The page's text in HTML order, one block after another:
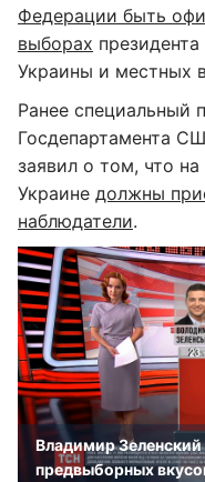
Федерации быть
выборах
Украины и местных
Ранее специальный
Госдепартамента
заявил о том, что
Украине должны
наблюдатели.
Владимир
предвыборных